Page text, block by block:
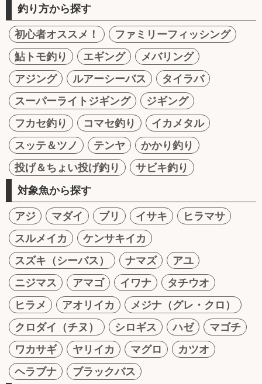
釣り方から探す
初心者オススメ！
ファミリーフィッシング
鮎トモ釣り
エギング
メバリング
アジング
ルアーシーバス
タイラバ
スーパーライトジギング
ジギング
フカセ釣り
コマセ釣り
イカメタル
スッテ＆ツノ
テンヤ
かかり釣り
投げ＆ちょい投げ釣り
サビキ釣り
対象魚から探す
アジ マダイ ブリ イサキ
ヒラマサ
スルメイカ
ケンサキイカ
スズキ（シーバス）
ナマズ
アユ
ニジマス
アマゴ イワナ
タチウオ
ヒラメ
アオリイカ
メジナ（グレ・クロ）
クロダイ（チヌ）
シロギス ハゼ
マゴチ
ワカサギ
ヤリイカ マグロ
カツオ
ヘラブナ
ブラックバス